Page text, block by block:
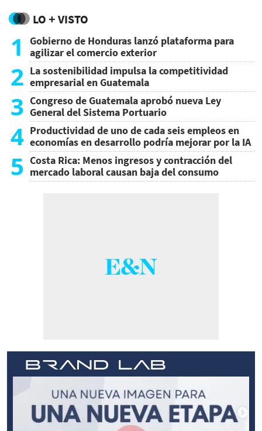
LO + VISTO
1
Gobierno de Honduras lanzó plataforma para
agilizar el comercio exterior
2 La sostenibilidad impulsa la competitividad
empresarial en Guatemala
3 Congreso de Guatemala aprobó nueva Ley
General del Sistema Portuario
4 Productividad de uno de cada seis empleos en
economías en desarrollo podría mejorar por la IA
5 Costa Rica: Menos ingresos y contracción del
mercado laboral causan baja del consumo